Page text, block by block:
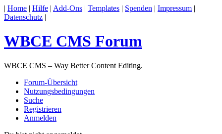
| Home | Hilfe | Add-Ons | Templates | Spenden | Impressum |
Datenschutz |
WBCE CMS Forum
WBCE CMS – Way Better Content Editing.
Forum-Übersicht
Nutzungsbedingungen
Suche
Registrieren
Anmelden